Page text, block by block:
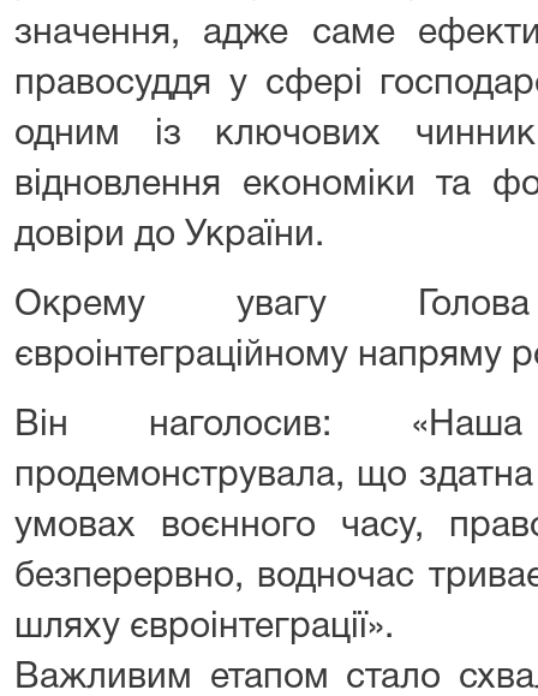
значення, адже саме
правосуддя у сфері
одним із ключових
відновлення економіки та
довіри до України.
Окрему увагу
євроінтеграційному напряму
Він наголосив:
продемонструвала, що
умовах воєнного часу,
безперервно, водночас
шляху євроінтеграції».
Важливим етапом стало